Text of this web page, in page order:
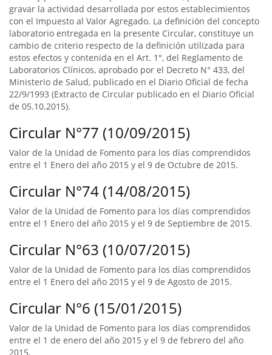
gravar la actividad desarrollada por estos establecimientos
con el Impuesto al Valor Agregado. La definición del concepto
laboratorio entregada en la presente Circular, constituye un
cambio de criterio respecto de la definición utilizada para
estos efectos y contenida en el Art. 1°, del Reglamento de
Laboratorios Clínicos, aprobado por el Decreto N° 433, del
Ministerio de Salud, publicado en el Diario Oficial de fecha
22/9/1993 (Extracto de Circular publicado en el Diario Oficial
de 05.10.2015).
Circular N°77 (10/09/2015)
Valor de la Unidad de Fomento para los días comprendidos
entre el 1 Enero del año 2015 y el 9 de Octubre de 2015.
Circular N°74 (14/08/2015)
Valor de la Unidad de Fomento para los días comprendidos
entre el 1 Enero del año 2015 y el 9 de Septiembre de 2015.
Circular N°63 (10/07/2015)
Valor de la Unidad de Fomento para los días comprendidos
entre el 1 Enero del año 2015 y el 9 de Agosto de 2015.
Circular N°6 (15/01/2015)
Valor de la Unidad de Fomento para los días comprendidos
entre el 1 de enero del año 2015 y el 9 de febrero del año
2015.